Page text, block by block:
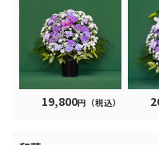
19,800円（税込）